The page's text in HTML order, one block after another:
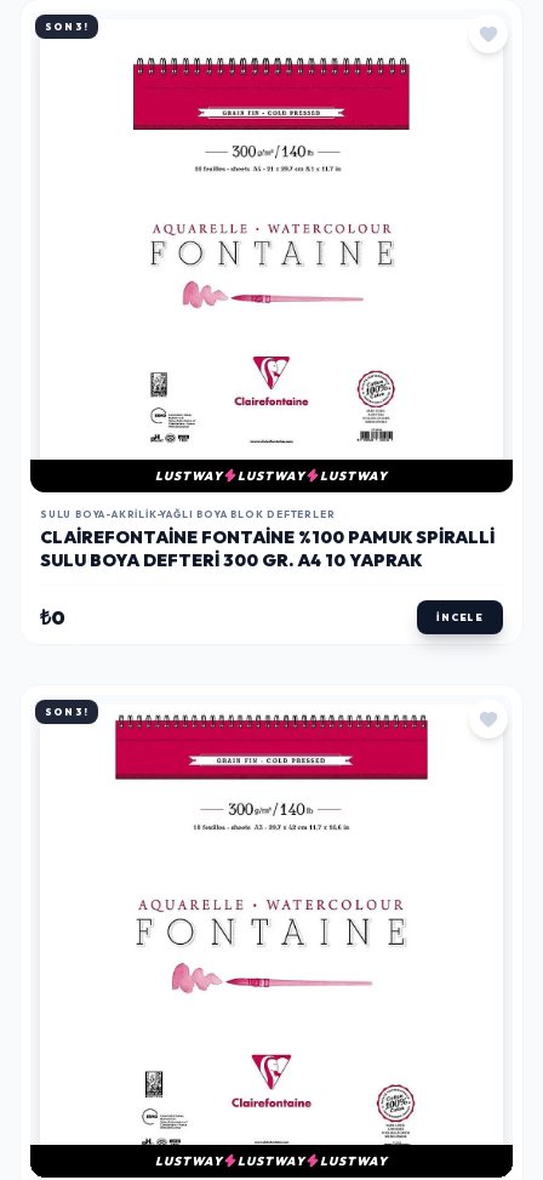
SON 3!
LUSTWAY LUSTWAY LUSTWAY
SULU BOYA-AKRILIK-YAĞLI BOYA BLOK DEFTERLER
CLAIREFONTAINE FONTAINE %100 PAMUK SPIRALLI
SULU BOYA DEFTERI 300 GR. A4 10 YAPRAK
₺0 İNCELE
SON 3!
LUSTWAY LUSTWAY LUSTWAY